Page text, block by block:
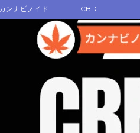
カンナビノイド CBD